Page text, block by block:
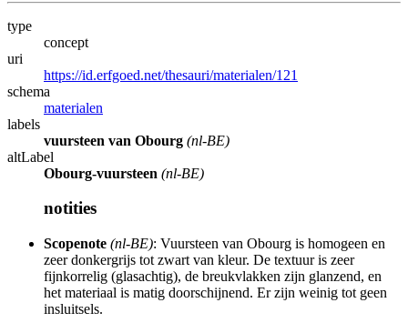
type
concept
uri
https://id.erfgoed.net/thesauri/materialen/121
schema
materialen
labels
vuursteen van Obourg (nl-BE)
altLabel
Obourg-vuursteen (nl-BE)
notities
Scopenote (nl-BE): Vuursteen van Obourg is homogeen en
zeer donkergrijs tot zwart van kleur. De textuur is zeer
fijnkorrelig (glasachtig), de breukvlakken zijn glanzend, en
het materiaal is matig doorschijnend. Er zijn weinig tot geen
insluitsels.